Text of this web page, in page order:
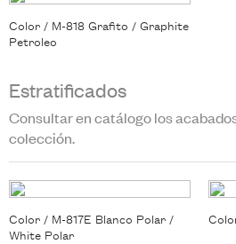
Color / M-818 Grafito / Graphite
Petroleo
Estratificados
Consultar en catálogo los
colección.
Color / M-817E Blanco Polar /
White Polar